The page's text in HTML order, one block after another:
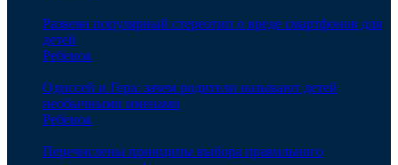
Развеян популярный стереотип о вреде смартфонов для
детей
Ребенок
Одиссей и Гера: зачем родители называют детей
необычными именами
Ребенок
Перечислены принципы выбора правильного